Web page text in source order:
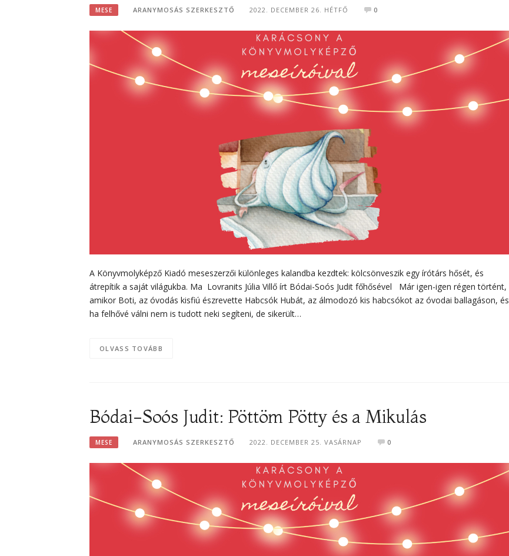
MESE ARANYMOSÁS SZERKESZTŐ 2022. DECEMBER 26. HÉTFŐ 0
A Könyvmolyképző Kiadó meseszerzői különleges kalandba kezdtek: kölcsönveszik egy írótárs hősét, és
átrepítik a saját világukba. Ma Lovranits Júlia Villő írt Bódai-Soós Judit főhősével Már igen-igen régen történt,
amikor Boti, az óvodás kisfiú észrevette Habcsók Hubát, az álmodozó kis habcsókot az óvodai ballagáson, és
ha felhővé válni nem is tudott neki segíteni, de sikerült…
OLVASS TOVÁBB
Bódai-Soós Judit: Pöttöm Pötty és a Mikulás
MESE ARANYMOSÁS SZERKESZTŐ 2022. DECEMBER 25. VASÁRNAP 0